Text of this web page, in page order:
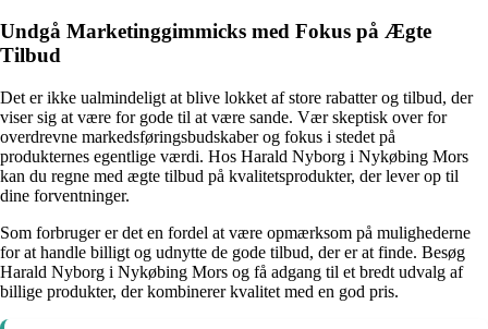
Undgå Marketinggimmicks med Fokus på Ægte
Tilbud
Det er ikke ualmindeligt at blive lokket af store rabatter og tilbud, der
viser sig at være for gode til at være sande. Vær skeptisk over for
overdrevne markedsføringsbudskaber og fokus i stedet på
produkternes egentlige værdi. Hos Harald Nyborg i Nykøbing Mors
kan du regne med ægte tilbud på kvalitetsprodukter, der lever op til
dine forventninger.
Som forbruger er det en fordel at være opmærksom på mulighederne
for at handle billigt og udnytte de gode tilbud, der er at finde. Besøg
Harald Nyborg i Nykøbing Mors og få adgang til et bredt udvalg af
billige produkter, der kombinerer kvalitet med en god pris.